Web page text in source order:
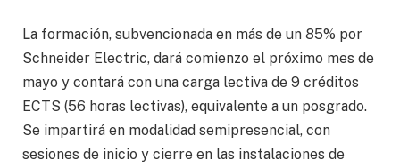
La formación, subvencionada en más de un 85% por
Schneider Electric, dará comienzo el próximo mes de
mayo y contará con una carga lectiva de 9 créditos
ECTS (56 horas lectivas), equivalente a un posgrado.
Se impartirá en modalidad semipresencial, con
sesiones de inicio y cierre en las instalaciones de